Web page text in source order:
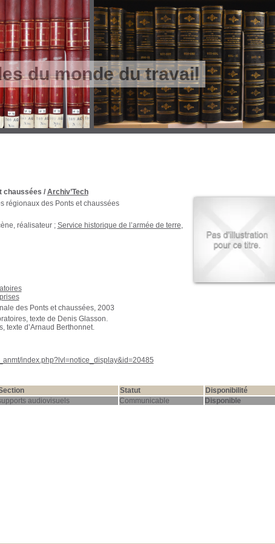
du monde du travail
chaussées / Archiv’Tech
régionaux des Ponts et chaussées
réalisateur ; Service historique de l’armée de terre,
des Ponts et chaussées, 2003
texte de Denis Glasson.
texte d’Arnaud Berthonnet.
index.php?lvl=notice_display&id=20485
Statut
Disponibilité
audiovisuels Communicable Disponible